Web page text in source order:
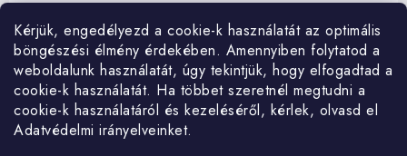
Kérjük, engedélyezd a cookie-k használatát az optimális
böngészési élmény érdekében. Amennyiben folytatod a
weboldalunk használatát, úgy tekintjük, hogy elfogadtad a
cookie-k használatát. Ha többet szeretnél megtudni a
cookie-k használatáról és kezeléséről, kérlek, olvasd el
Adatvédelmi irányelveinket.
Hogyan vásárolj?Általános szerződési feltételekBlog
Visszatérítés és termékvisszaküldés